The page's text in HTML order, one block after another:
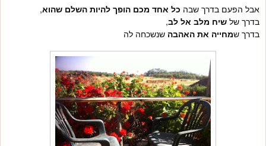
אבל הפעם בדרך שבה כל אחד מכם הופך להיות השלם שהוא,
בדרך של שיח מלב אל לב,
בדרך שמחייה את האהבה שנשכחה לה